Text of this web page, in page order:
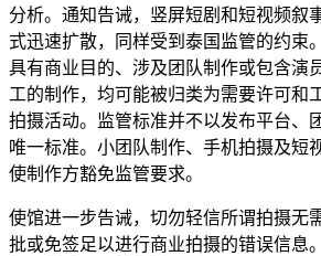
分析。通知告诫，竖屏短剧和短视频叙
式迅速扩散，同样受到泰国监管的约束
具有商业目的、涉及团队制作或包含演
工的制作，均可能被归类为需要许可和
拍摄活动。监管标准并不以发布平台、
唯一标准。小团队制作、手机拍摄及短
使制作方豁免监管要求。
使馆进一步告诫，切勿轻信所谓拍摄无
批或免签足以进行商业拍摄的错误信息